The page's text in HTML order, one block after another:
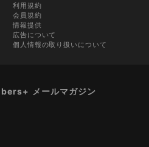
利用規約
会員規約
情報提供
広告について
個人情報の取り扱いについて
メールマガジン